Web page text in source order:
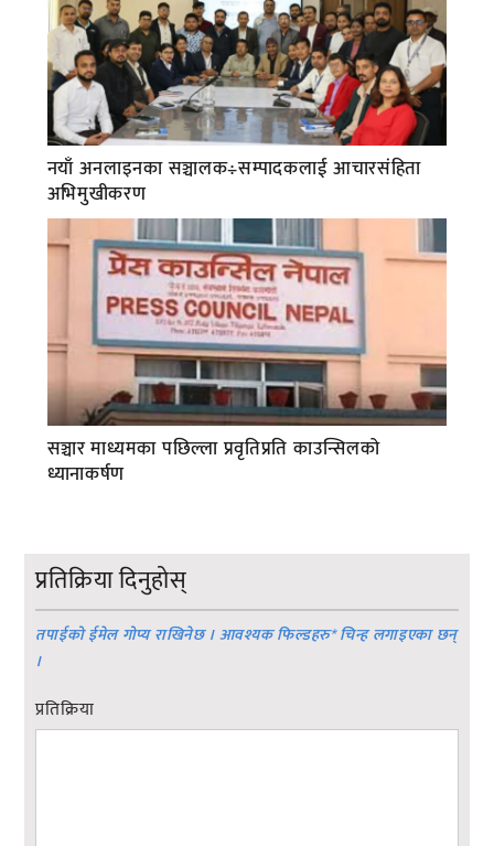
नयाँ अनलाइनका सञ्चालक÷सम्पादकलाई आचारसंहिता
अभिमुखीकरण
सञ्चार माध्यमका पछिल्ला प्रवृतिप्रति काउन्सिलको
ध्यानाकर्षण
प्रतिक्रिया दिनुहोस्
तपाईको ईमेल गोप्य राखिनेछ । आवश्यक फिल्डहरु*चिन्ह लगाइएका छन्
।
प्रतिक्रिया